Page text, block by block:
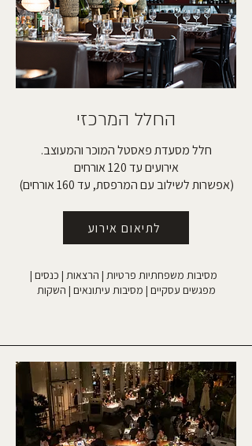
החלל המרכזי
חלל מסעדת פאסטל המוכר והמעוצב.
אירועים עד 120 אורחים
(אפשרות לשילוב עם המרפסת, עד 160 אורחים)
לתיאום אירוע
מסיבות משפחתיות פרטיות | הרצאות | כנסים |
מפגשים עסקיים | מסיבות עיתונאים | השקות